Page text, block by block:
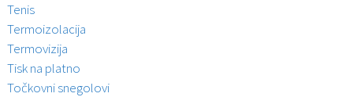
Tenis
Termoizolacija
Termovizija
Tisk na platno
Točkovni snegolovi